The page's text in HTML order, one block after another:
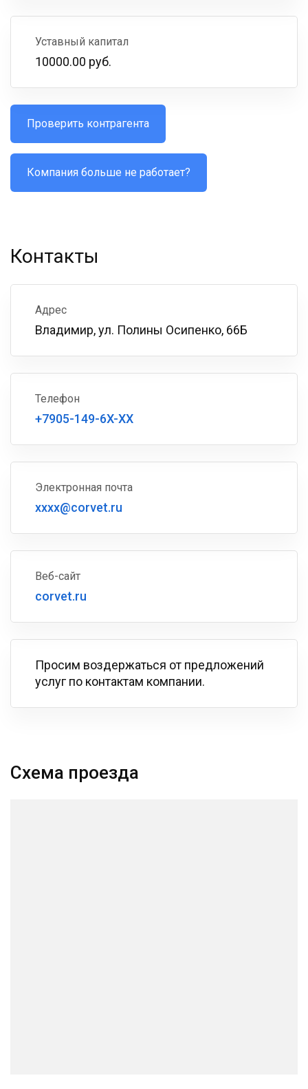
Уставный капитал
10000.00 руб.
Проверить контрагента
Компания больше не работает?
Контакты
Адрес
Владимир, ул. Полины Осипенко, 66Б
Телефон
+7905-149-6X-XX
Электронная почта
xxxx@corvet.ru
Веб-сайт
corvet.ru
Просим воздержаться от предложений
услуг по контактам компании.
Схема проезда